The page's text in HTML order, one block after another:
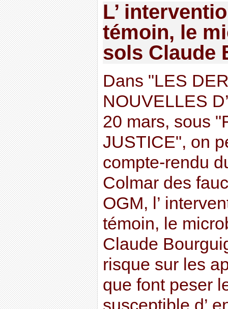
L’
témoin, le
sols Claude
Dans "LES
NOUVELLES
20 mars, sous
JUSTICE", on
compte-rendu
Colmar des
OGM, l’
témoin, le
Claude
risque sur les
que font peser
susceptible d’